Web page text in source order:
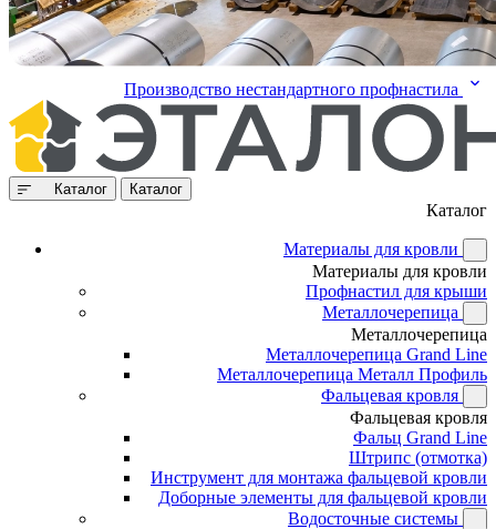
Производство нестандартного профнастила
Каталог Каталог
Каталог
Материалы для кровли
Материалы для кровли
Профнастил для крыши
Металлочерепица
Металлочерепица
Металлочерепица Grand Line
Металлочерепица Металл Профиль
Фальцевая кровля
Фальцевая кровля
Фальц Grand Line
Штрипс (отмотка)
Инструмент для монтажа фальцевой кровли
Доборные элементы для фальцевой кровли
Водосточные системы